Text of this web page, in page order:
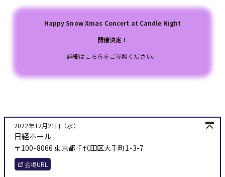
Happy Snow Xmas Concert at Candle Night
開催決定！
詳細はこちらをご参照ください。
2022年12月21日（水）
日経ホール
〒100-8066 東京都千代田区大手町1-3-7
会場URL